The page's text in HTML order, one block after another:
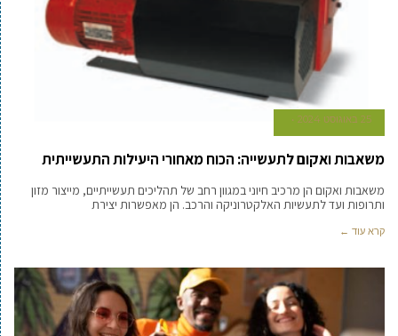
25 באוגוסט 2024
משאבות ואקום לתעשייה: הכוח מאחורי היעילות התעשייתית
משאבות ואקום הן מרכיב חיוני במגוון רחב של תהליכים תעשייתיים, מייצור מזון
ותרופות ועד לתעשיות האלקטרוניקה והרכב. הן מאפשרות יצירת
קרא עוד ←